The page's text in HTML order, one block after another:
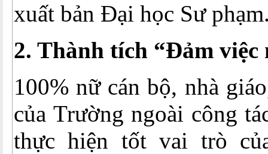
xuất bản Đại học Sư
2. Thành tích “Đảm việc
100% nữ cán bộ, nhà
của Trường ngoài công
thực hiện tốt vai trò